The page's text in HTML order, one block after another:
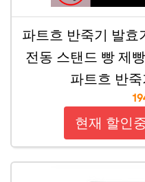
파트흐 반죽기 발효
전동 스탠드 빵 제
파트흐 반
현재 할인